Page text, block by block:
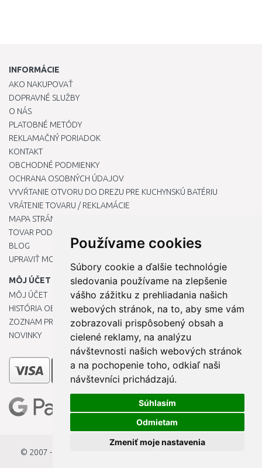
Používame cookies
Súbory cookie a ďalšie technológie
sledovania používame na zlepšenie
vášho zážitku z prehliadania našich
webových stránok, na to, aby sme vám
zobrazovali prispôsobený obsah a
cielené reklamy, na analýzu
návštevnosti našich webových stránok
a na pochopenie toho, odkiaľ naši
návštevníci prichádzajú.
Súhlasím
Odmietam
Zmeniť moje nastavenia
INFORMÁCIE
AKO NAKUPOVAŤ
DOPRAVNÉ SLUŽBY
O NÁS
PLATOBNÉ METÓDY
REKLAMAČNÝ PORIADOK
KONTAKT
OBCHODNÉ PODMIENKY
OCHRANA OSOBNÝCH ÚDAJOV
VYVŔTANIE OTVORU DO DREZU PRE KUCHYNSKÚ BATÉRIU
VRÁTENIE TOVARU / REKLAMÁCIE
MAPA STRÁNOK
TOVAR PODĽA ZNAČIEK
BLOG
UPRAVIŤ MOJE PREDVOĽBY COOKIES
MÔJ ÚČET
MÔJ ÚČET
HISTÓRIA OBJEDNÁVOK
ZOZNAM PRIANÍ
NOVINKY
© 2007 - 2026